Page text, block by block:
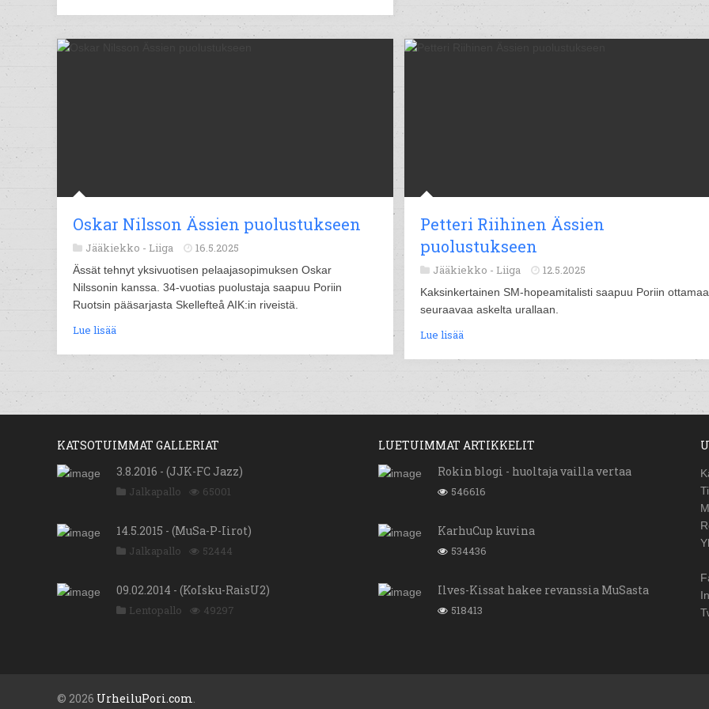
Oskar Nilsson Ässien puolustukseen
Jääkiekko - Liiga 16.5.2025
Ässät tehnyt yksivuotisen pelaajasopimuksen Oskar
Nilssonin kanssa. 34-vuotias puolustaja saapuu Poriin
Ruotsin pääsarjasta Skellefteå AIK:in riveistä.
Lue lisää
Petteri Riihinen Ässien
puolustukseen
Jääkiekko - Liiga 12.5.2025
Kaksinkertainen SM-hopeamitalisti saapuu Poriin
seuraavaa askelta urallaan.
Lue lisää
KATSOTUIMMAT GALLERIAT
3.8.2016 - (JJK-FC Jazz)
Jalkapallo 65001
14.5.2015 - (MuSa-P-Iirot)
Jalkapallo 52444
09.02.2014 - (KoIsku-RaisU2)
Lentopallo 49297
LUETUIMMAT ARTIKKELIT
Rokin blogi - huoltaja vailla vertaa
546616
KarhuCup kuvina
534436
Ilves-Kissat hakee revanssia MuSasta
518413
© 2026 UrheiluPori.com